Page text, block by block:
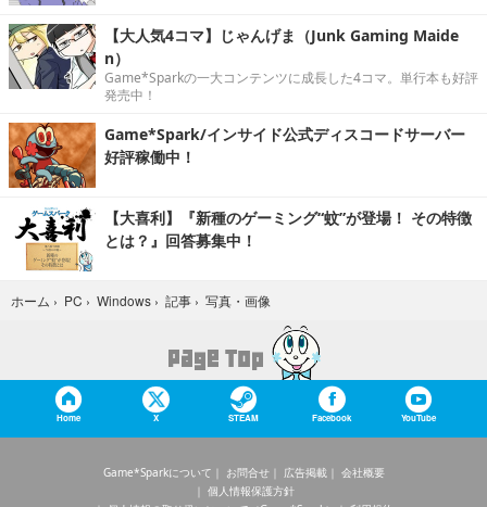
【大人気4コマ】じゃんげま（Junk Gaming Maide
n）
Game*Sparkの一大コンテンツに成長した4コマ。単行本も好評
発売中！
Game*Spark/インサイド公式ディスコードサーバー
好評稼働中！
【大喜利】『新種のゲーミング“蚊”が登場！ その特徴
とは？』回答募集中！
ホーム › PC › Windows › 記事 › 写真・画像
Home X STEAM Facebook YouTube
Game*Sparkについて お問合せ 広告掲載
会社概要
個人情報保護方針